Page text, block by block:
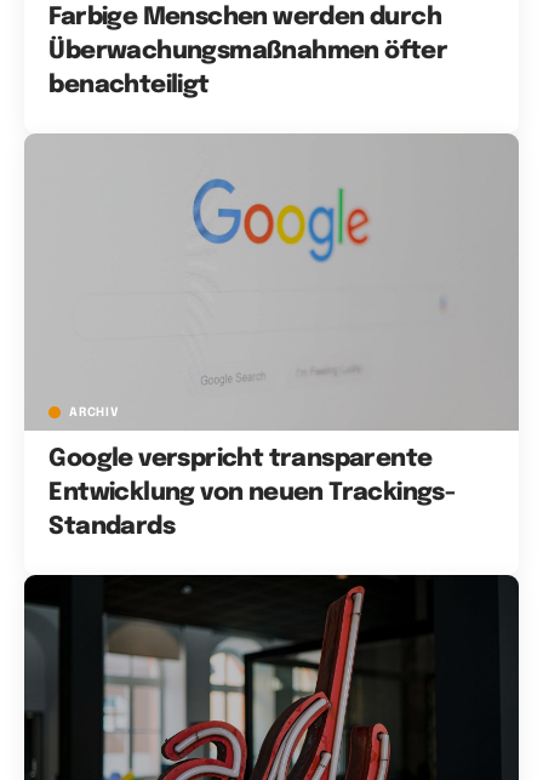
Farbige Menschen werden durch
Überwachungsmaßnahmen öfter
benachteiligt
ARCHIV
Google verspricht transparente
Entwicklung von neuen Trackings-
Standards